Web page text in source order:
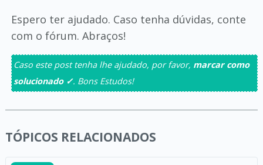
Espero ter ajudado. Caso tenha dúvidas, conte
com o fórum. Abraços!
Caso este post tenha lhe ajudado, por favor, marcar como
solucionado ✓. Bons Estudos!
TÓPICOS RELACIONADOS